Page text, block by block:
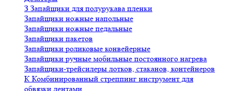
З Запайщики для полурукава пленки
Запайщики ножные напольные
Запайщики ножные педальные
Запайщики пакетов
Запайщики роликовые конвейерные
Запайщики ручные мобильные постоянного нагрева
Запайщики-трейсилеры лотков, стаканов, контейнеров
К Комбинированный стреппинг инструмент для
обвязки лентами